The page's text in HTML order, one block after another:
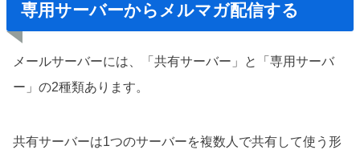
専用サーバーからメルマガ配信する
メールサーバーには、「共有サーバー」と「専用サーバ
ー」の2種類あります。
共有サーバーは1つのサーバーを複数人で共有して使う形